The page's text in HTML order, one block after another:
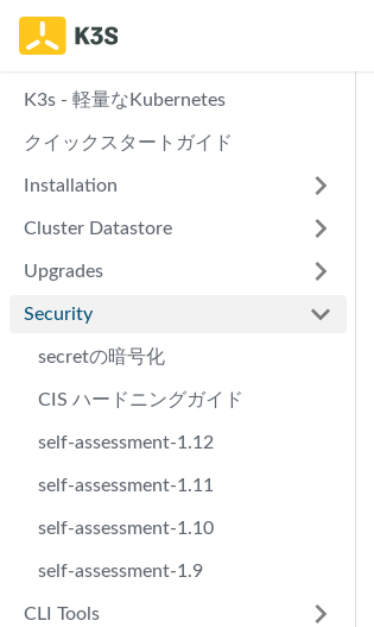
K3s - 軽量なKubernetes
クイックスタートガイド
Installation
Cluster Datastore
Upgrades
Security
secretの暗号化
CIS ハードニングガイド
self-assessment-1.12
self-assessment-1.11
self-assessment-1.10
self-assessment-1.9
CLI Tools